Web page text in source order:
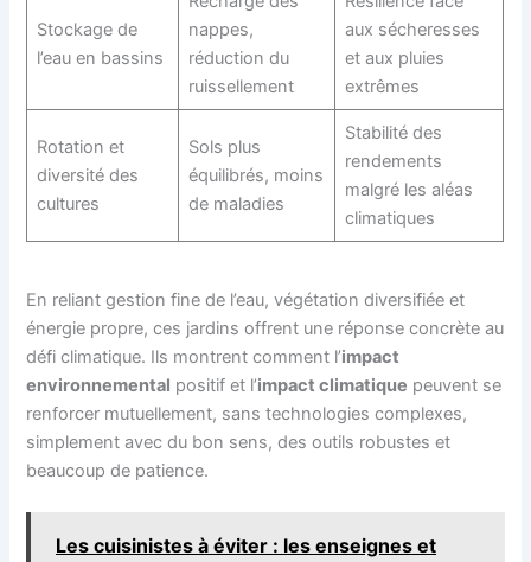
Stockage de
l’eau en bassins
nappes,
réduction du
ruissellement
aux sécheresses
et aux pluies
extrêmes
Rotation et
diversité des
cultures
Sols plus
équilibrés, moins
de maladies
Stabilité des
rendements
malgré les aléas
climatiques
En reliant gestion fine de l’eau, végétation diversifiée et
énergie propre, ces jardins offrent une réponse concrète au
défi climatique. Ils montrent comment l’impact
environnemental positif et l’impact climatique peuvent se
renforcer mutuellement, sans technologies complexes,
simplement avec du bon sens, des outils robustes et
beaucoup de patience.
Les cuisinistes à éviter : les enseignes et